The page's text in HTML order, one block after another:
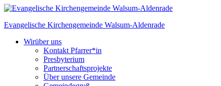
Skip
content
Evangelische Kirchengemeinde Walsum-Aldenrade
Wirüber uns
Kontakt Pfarrer*in
Presbyterium
Partnerschaftsprojekte
Über unsere Gemeinde